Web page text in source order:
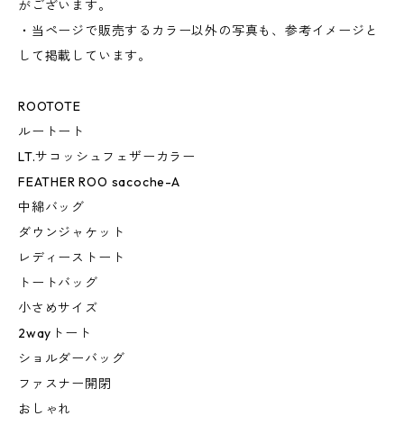
がございます。
・当ページで販売するカラー以外の写真も、参考イメージと
して掲載しています。
ROOTOTE
ルートート
LT.サコッシュフェザーカラー
FEATHER ROO sacoche-A
中綿バッグ
ダウンジャケット
レディーストート
トートバッグ
小さめサイズ
2wayトート
ショルダーバッグ
ファスナー開閉
おしゃれ